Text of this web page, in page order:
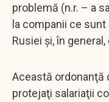
problemă (n.r. – a
la companii ce
Rusiei şi, în
Această ordonanţă
protejaţi salariaţii